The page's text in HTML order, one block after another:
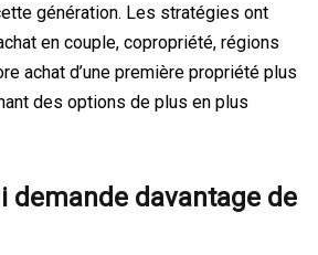
génération. Les stratégies ont
en couple, copropriété, régions
achat d’une première propriété plus
des options de plus en plus
demande davantage de